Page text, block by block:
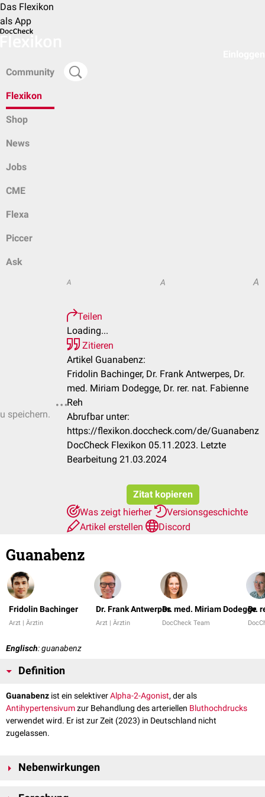
Das Flexikon
als App
Community
Flexikon
Shop
News
Jobs
CME
Flexa
Piccer
Ask
speichern.
A A A
Teilen
Loading...
Zitieren
Artikel Guanabenz:
Fridolin Bachinger, Dr. Frank Antwerpes, Dr.
med. Miriam Dodegge, Dr. rer. nat. Fabienne
Reh
Abrufbar unter:
https://flexikon.doccheck.com/de/Guanabenz
DocCheck Flexikon 05.11.2023. Letzte
Bearbeitung 21.03.2024
Zitat kopieren
Was zeigt hierher
Versionsgeschichte
Artikel erstellen
Discord
Guanabenz
Fridolin Bachinger
Arzt | Ärztin
Dr. Frank Antwerpes
Arzt | Ärztin
Dr. med. Miriam Dodegge
DocCheck Team
Dr.
Englisch: guanabenz
Definition
Guanabenz ist ein selektiverAlpha-2-Agonist, der als
Antihypertensivumzur Behandlung des arteriellen Bluthochdrucks
verwendet wird. Er ist zur Zeit (2023) in Deutschland nicht
zugelassen.
Nebenwirkungen